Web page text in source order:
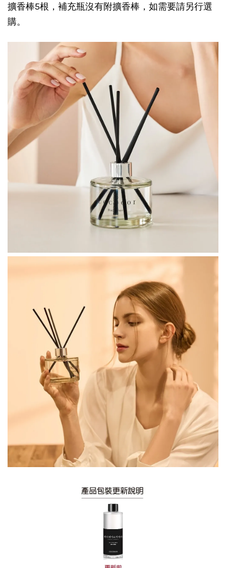
擴香棒5根，補充瓶沒有附擴香棒，如需要請另行選
購。